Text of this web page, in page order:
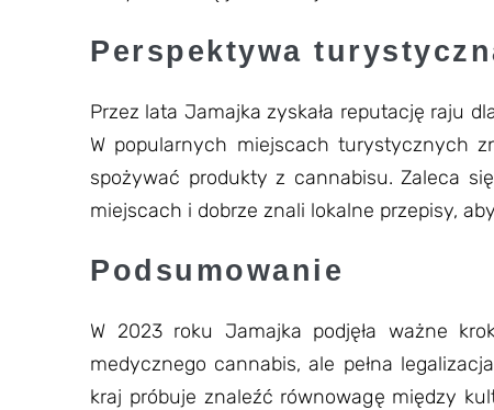
Perspektywa
Przez lata Jamajka zyskała reputację raju
W popularnych miejscach turystycznych
spożywać produkty z cannabisu. Zaleca
miejscach i dobrze znali lokalne przepisy,
Podsumowanie
W 2023 roku Jamajka podjęła ważne
medycznego cannabis, ale pełna
kraj próbuje znaleźć równowagę między